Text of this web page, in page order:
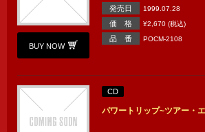
BUY NOW
発売日 1999.07.28
価 格 ¥2,670 (税込)
品 番 POCM-2108
CD
パワートリップ~ツアー・